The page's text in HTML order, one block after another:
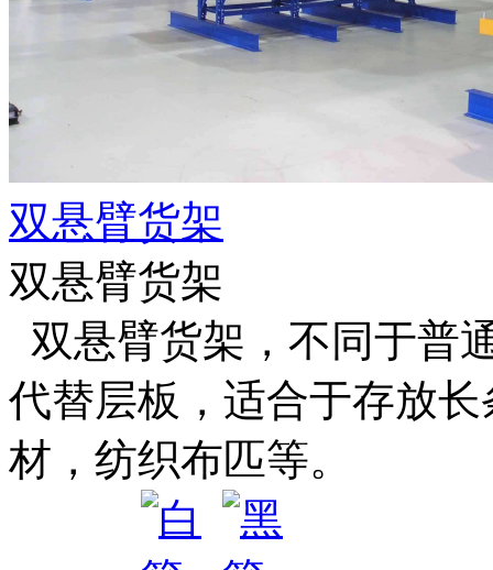
双悬臂货架
双悬臂货架
双悬臂货架，不同于普
代替层板，适合于存放
材，纺织布匹等。